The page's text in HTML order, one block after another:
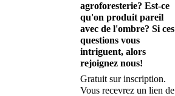
agroforesterie? Est-ce
qu'on produit pareil
avec de l'ombre? Si ces
questions vous
intriguent, alors
rejoignez nous!
Gratuit sur inscription.
Vous recevrez un lien de